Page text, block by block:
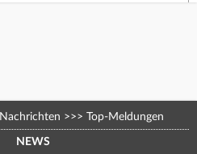
Nachrichten >>> Top-Meldungen
NEWS